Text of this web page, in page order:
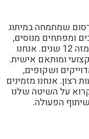
שמתמחה במיתוג
ומפתחים מנוסים,
שעובדים בתחום הפרסום והעיצוב מזה 12 שנים. אנחנו
ומותאם אישית.
ושקופים,
אנחנו מזמינים
על השיטה שלנו
הפעולה.